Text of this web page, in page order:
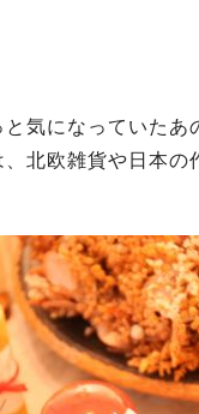
気になっていた
北欧雑貨や日本